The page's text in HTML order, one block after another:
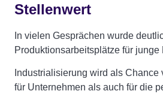
Stellenwert
In vielen Gesprächen wurde
Produktionsarbeitsplätze für junge
Industrialisierung wird als Chance
für Unternehmen als auch für die